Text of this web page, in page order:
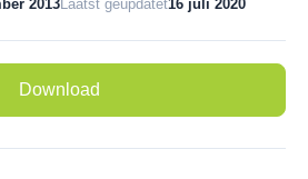
Oygo
2013Laatst geüpdatet16 juli 2020
Download